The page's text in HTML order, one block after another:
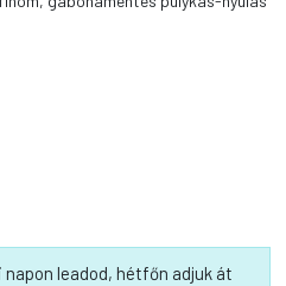
napon leadod, hétfőn adjuk át